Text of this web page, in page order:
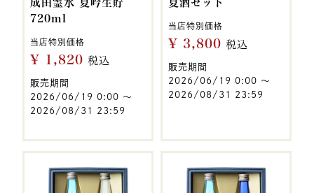
成田霊水 夏吟生貯
720ml
当店特別価格
¥ 1,820 税込
販売期間
2026/06/19 0:00 〜
2026/08/31 23:59
夏酒セット
当店特別価格
¥ 3,800 税込
販売期間
2026/06/19 0:00 〜
2026/08/31 23:59